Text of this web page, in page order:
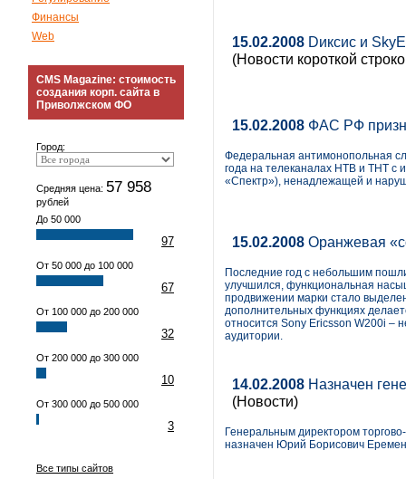
Финансы
Web
CMS Magazine: стоимость
создания корп. сайта в
Приволжском ФО
Город:
Средняя цена: 57 958
рублей
До 50 000
97
От 50 000 до 100 000
67
От 100 000 до 200 000
32
От 200 000 до 300 000
10
От 300 000 до 500 000
3
Все типы сайтов
15.02.2008 Dиксис и
(Новости короткой
15.02.2008 ФАС РФ
Федеральная антимонопольная
года на телеканалах НТВ и ТНТ с
«Спектр»), ненадлежащей и
15.02.2008 Оранжевая
Последние год с небольшим
улучшился, функциональная
продвижении марки стало
дополнительных функциях
относится Sony Ericsson W200i –
аудитории.
14.02.2008 Назначен
(Новости)
Генеральным директором
назначен Юрий Борисович